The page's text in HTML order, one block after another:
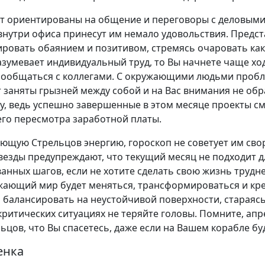
ориентированы на общение и переговоры с
офиса принесут им немало удовольствия.
обаянием и позитивом, стремясь очаровать
индивидуальный труд, то Вы начнете чаще
с коллегами. С окружающими людьми
грызней между собой и на Вас внимания не
ведь успешно завершенные в этом месяце проекты
пересмотра заработной платы.
Стрельцов энергию, гороскоп не советует им
предупреждают, что текущий месяц не подходит
шагов, если не хотите сделать свою жизнь
мир будет меняться, трансформироваться и
на неустойчивой поверхности,
ситуациях не теряйте головы. Помните,
что Вы спасетесь, даже если на Вашем корабле